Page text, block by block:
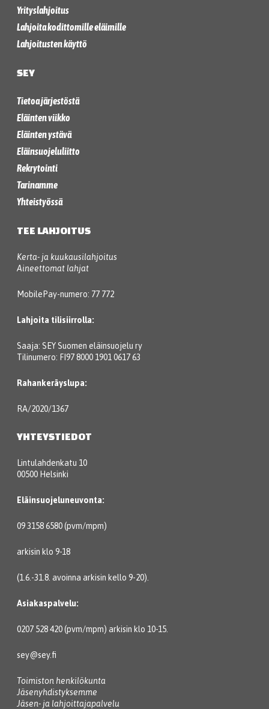
Yrityslahjoitus
Lahjoita kodittomille eläimille
Lahjoitusten käyttö
SEY
Tietoa järjestöstä
Eläinten viikko
Eläinten ystävä
Eläinsuojeluliitto
Rekrytointi
Tarinamme
Yhteistyössä
TEE LAHJOITUS
Kerta- ja kuukausilahjoitus
Aineettomat lahjat
MobilePay-numero: 77 772
Lahjoita tilisiirrolla:
Saaja: SEY Suomen eläinsuojelu ry
Tilinumero: FI97 8000 1901 0617 63
Rahankeräyslupa:
RA/2020/1367
YHTEYSTIEDOT
Lintulahdenkatu 10
00500 Helsinki
Eläinsuojeluneuvonta:
09 3158 6580 (pvm/mpm)
arkisin klo 9-18
(1.6.-31.8. avoinna arkisin kello 9-20).
Asiakaspalvelu:
0207 528 420 (pvm/mpm) arkisin klo 10-15.
sey@sey.fi
Toimiston henkilökunta
Jäsenyhdistyksemme
Jäsen- ja lahjoittajapalvelu